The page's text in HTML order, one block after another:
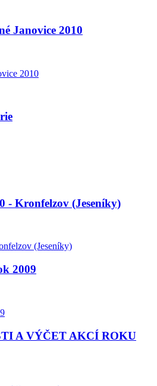
Janovice 2010
2010
- Kronfelzov (Jeseníky)
(Jeseníky)
2009
A VÝČET AKCÍ ROKU